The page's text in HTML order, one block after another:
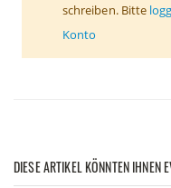
schreiben. Bitte
Konto
DIESE ARTIKEL KÖNNTEN IHNEN